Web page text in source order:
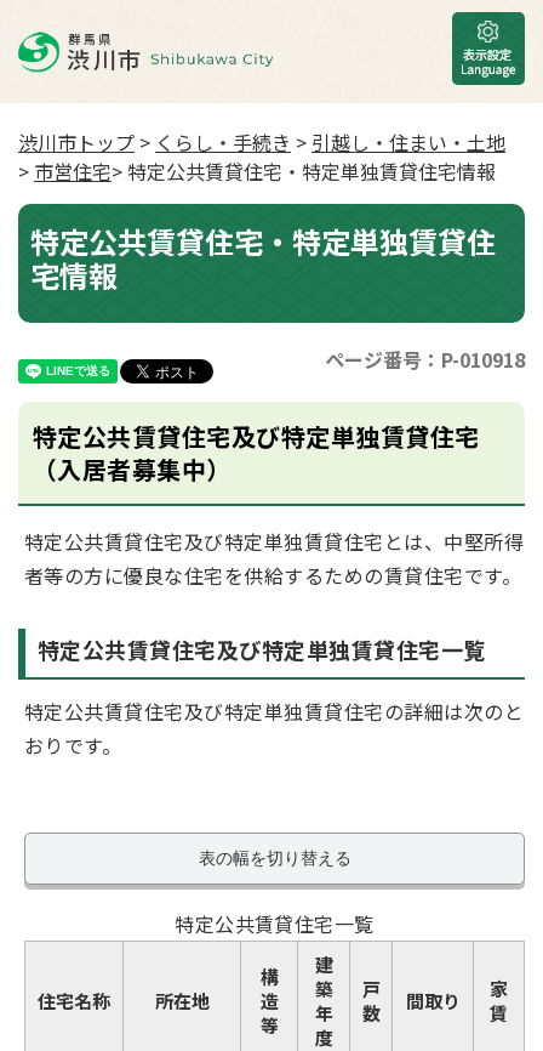
渋川市トップ > くらし・手続き > 引越し・住まい・土地
> 市営住宅> 特定公共賃貸住宅・特定単独賃貸住宅情報
特定公共賃貸住宅・特定単独賃貸住
宅情報
ページ番号：P-010918
特定公共賃貸住宅及び特定単独賃貸住宅
（入居者募集中）
特定公共賃貸住宅及び特定単独賃貸住宅とは、中堅所得
者等の方に優良な住宅を供給するための賃貸住宅です。
特定公共賃貸住宅及び特定単独賃貸住宅一覧
特定公共賃貸住宅及び特定単独賃貸住宅の詳細は次のと
おりです。
表の幅を切り替える
特定公共賃貸住宅一覧
住宅名称 所在地
構
造
等
建
築
年
度
戸
数
間取り
家
賃